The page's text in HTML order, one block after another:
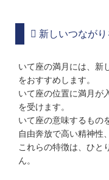
新しいつなが
いて座の満月には、新
をおすすめします。
いて座の位置に満月が
を受けます。
いて座の意味するもの
自由奔放で高い精神性
これらの特徴は、ひと
ん。